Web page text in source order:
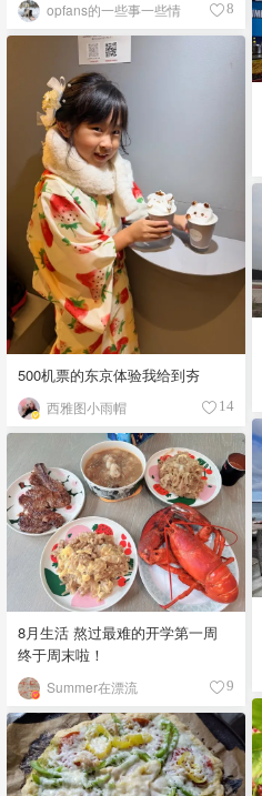
opfans的一些事一些情 8
500机票的东京体验我给到夯
西雅图小雨帽 14
8月生活 熬过最难的开学第一周
终于周末啦！
Summer在漂流 9